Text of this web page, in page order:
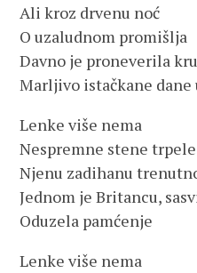
Ali kroz drvenu noć
O uzaludnom promišlja
Davno je proneverila
Marljivo istačkane dane
Lenke više nema
Nespremne stene
Njenu zadihanu
Jednom je Britancu,
Oduzela pamćenje
Lenke više nema